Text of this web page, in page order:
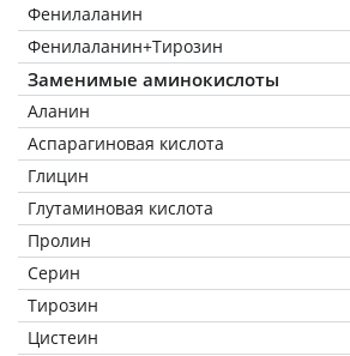
Фенилаланин
Фенилаланин+Тирозин
Заменимые аминокислоты
Аланин
Аспарагиновая кислота
Глицин
Глутаминовая кислота
Пролин
Серин
Тирозин
Цистеин